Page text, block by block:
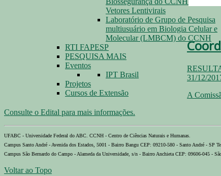
Vetores Lentivirais
Laboratório de Grupo de Pesquisa
multiusuário em Biologia Celular e
Molecular (LMBCM) do CCNH
RTI FAPESP
PESQUISA MAIS
Eventos
IPT Brasil
Projetos
Cursos de Extensão
31/12/
A
Consulte o Edital para mais informações.
UFABC - Universidade Federal do ABC. CCNH - Centro de Ciências Naturais e Humanas.
Campus Santo André - Avenida dos Estados, 5001 - Bairro Bangu CEP: 09210-580 - Santo André - SP
Campus São Bernardo do Campo - Alameda da Universidade, s/n - Bairro Anchieta CEP: 09606-045 -
Voltar ao Topo